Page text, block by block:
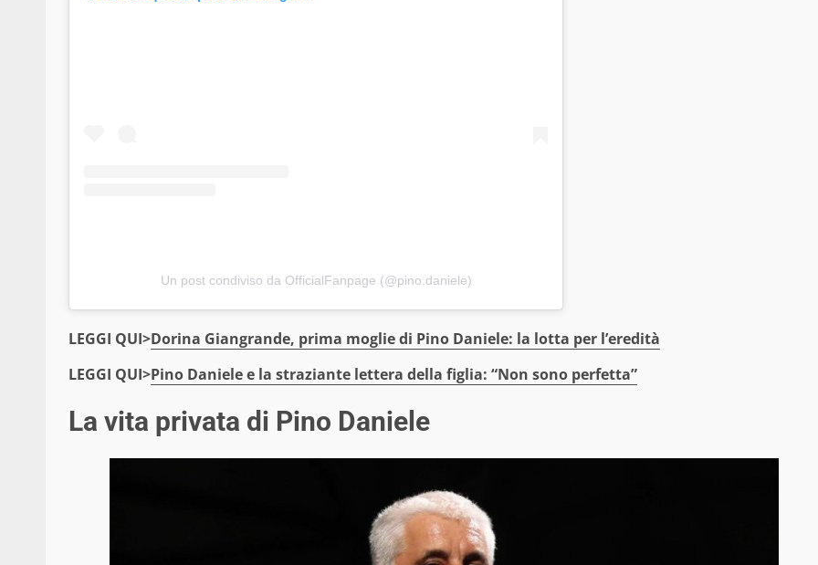
Un post condiviso da OfficialFanpage (@pino.daniele)
LEGGI QUI>Dorina Giangrande, prima moglie di Pino Daniele: la lotta per l’eredità
LEGGI QUI>Pino Daniele e la straziante lettera della figlia: “Non sono perfetta”
La vita privata di Pino Daniele